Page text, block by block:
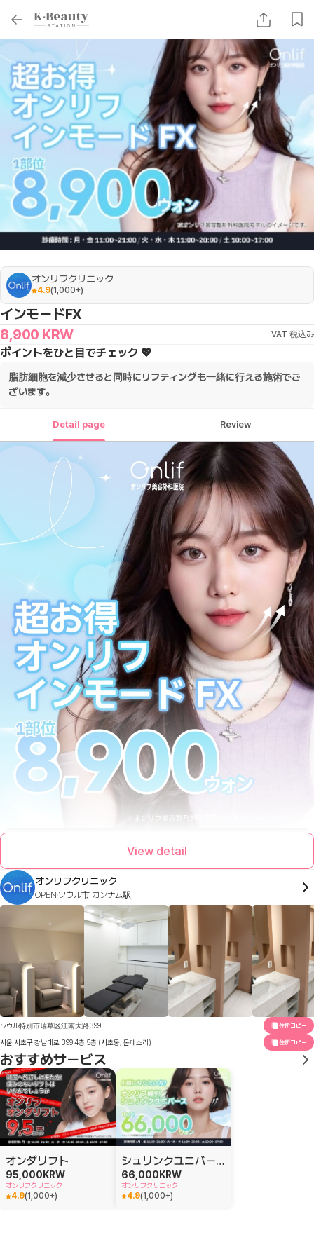
オンリフクリニック
4.9(1,000+)
インモードFX
8,900 KRW VAT 税込み
ポイントをひと目でチェック 💖
脂肪細胞を減少させると同時にリフティングも一緒に行える施術でご
ざいます。
Detail page Review
View detail
オンリフクリニック
OPEN ソウル市 カンナム駅
ソウル特別市瑞草区江南大路399 住所コピー
서울 서초구 강남대로 399 4층 5층 (서초동, 몬테소리) 住所コピー
おすすめサービス
オンダリフト
95,000 KRW
オンリフクリニック
4.9(1,000+)
シュリンクユニバース
66,000 KRW
オンリフクリニック
4.9(1,000+)